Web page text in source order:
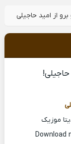
از امید حاجیلی
حاجیلی!
موزیک
Download